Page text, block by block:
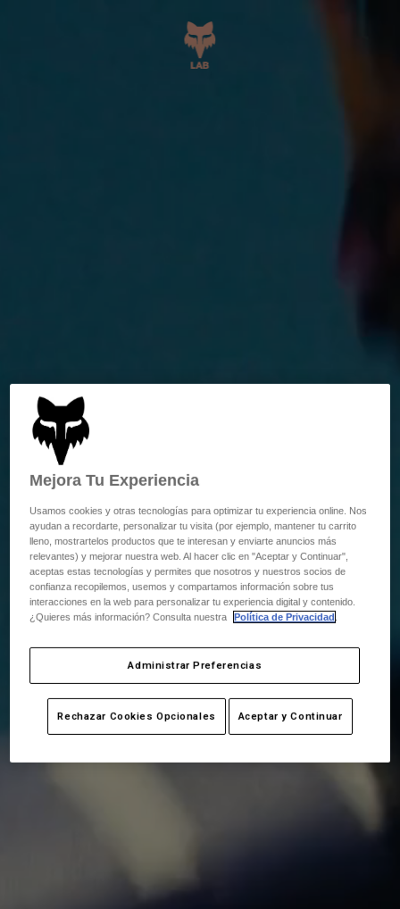
Mejora Tu Experiencia
Usamos cookies y otras tecnologías para optimizar tu experiencia online. Nos
ayudan a recordarte, personalizar tu visita (por ejemplo, mantener tu carrito
lleno, mostrartelos productos que te interesan y enviarte anuncios más
relevantes) y mejorar nuestra web. Al hacer clic en "Aceptar y Continuar",
aceptas estas tecnologías y permites que nosotros y nuestros socios de
confianza recopilemos, usemos y compartamos información sobre tus
interacciones en la web para personalizar tu experiencia digital y contenido.
¿Quieres más información? Consulta nuestra
Política de Privacidad
Administrar Preferencias
Rechazar Cookies Opcionales Aceptar y Continuar